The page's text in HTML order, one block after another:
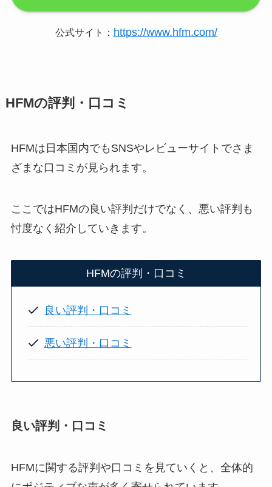
公式サイト： https://www.hfm.com/
HFMの評判・口コミ
HFMは日本国内でもSNSやレビューサイトでさま
ざまな口コミが見られます。
ここではHFMの良い評判だけでなく、悪い評判も
忖度なく紹介していきます。
HFMの評判・口コミ
良い評判・口コミ
悪い評判・口コミ
良い評判・口コミ
HFMに関する評判や口コミを見ていくと、全体的